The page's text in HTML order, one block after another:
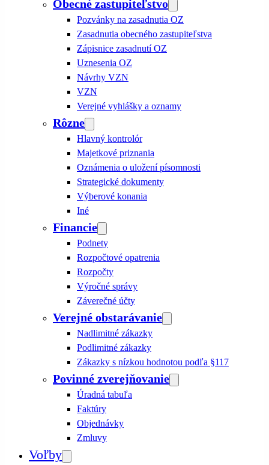
Obecné zastupiteľstvo
Pozvánky na zasadnutia OZ
Zasadnutia obecného zastupiteľstva
Zápisnice zasadnutí OZ
Uznesenia OZ
Návrhy VZN
VZN
Verejné vyhlášky a oznamy
Rôzne
Hlavný kontrolór
Majetkové priznania
Oznámenia o uložení písomnosti
Strategické dokumenty
Výberové konania
Iné
Financie
Podnety
Rozpočtové opatrenia
Rozpočty
Výročné správy
Záverečné účty
Verejné obstarávanie
Nadlimitné zákazky
Podlimitné zákazky
Zákazky s nízkou hodnotou podľa §117
Povinné zverejňovanie
Úradná tabuľa
Faktúry
Objednávky
Zmluvy
Voľby